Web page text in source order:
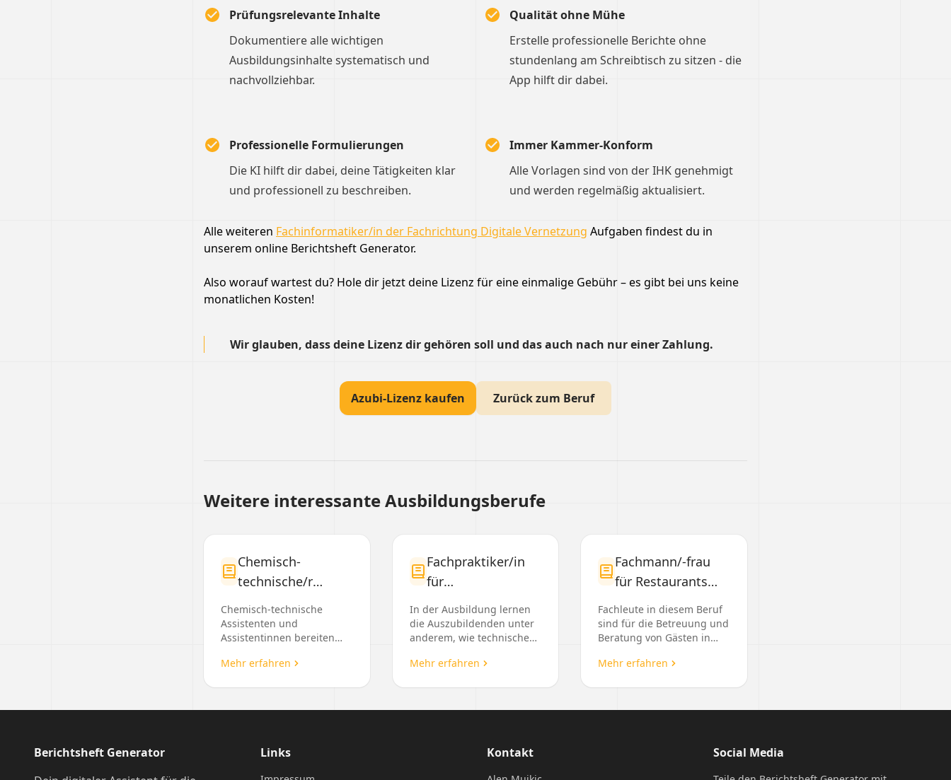
Prüfungsrelevante Inhalte
Dokumentiere alle wichtigen
Ausbildungsinhalte systematisch und
nachvollziehbar.
Qualität ohne Mühe
Erstelle professionelle Berichte ohne
stundenlang am Schreibtisch zu sitzen - die
App hilft dir dabei.
Professionelle Formulierungen
Die KI hilft dir dabei, deine Tätigkeiten klar
und professionell zu beschreiben.
Immer Kammer-Konform
Alle Vorlagen sind von der IHK genehmigt
und werden regelmäßig aktualisiert.
Alle weiteren Fachinformatiker/in der Fachrichtung Digitale Vernetzung Aufgaben findest du in
unserem online Berichtsheft Generator.
Also worauf wartest du? Hole dir jetzt deine Lizenz für eine einmalige Gebühr – es gibt bei uns keine
monatlichen Kosten!
Wir glauben, dass deine Lizenz dir gehören soll und das auch nach nur einer Zahlung.
Azubi-Lizenz kaufen Zurück zum Beruf
Weitere interessante Ausbildungsberufe
Chemisch-
technische/r
Assistent/in
Chemisch-technische
Assistenten und
Assistentinnen bereiten
Untersuchungen vor,
überwachen Apparatu...
Mehr erfahren
Fachpraktiker/in
für
Orthopädietechnik
(§66 BBiG/§42r
HwO)
In der Ausbildung lernen
die Auszubildenden unter
anderem, wie technische
Skizzen erstellt werden. Sie
Mehr erfahren
Fachmann/-frau
für Restaurants
und
Veranstaltungsgastronomie
Fachleute in diesem Beruf
sind für die Betreuung und
Beratung von Gästen in
Veranstaltungen
Mehr erfahren
Berichtsheft Generator
Links Kontakt Social Media